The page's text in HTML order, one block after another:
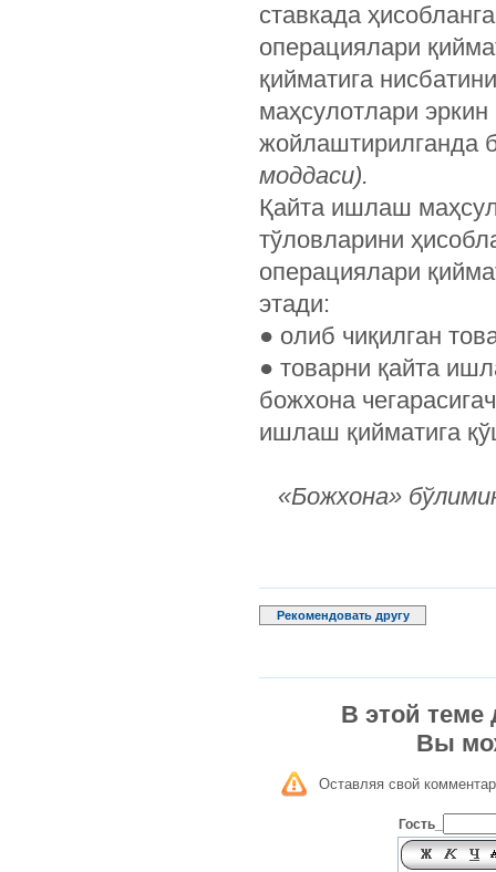
ставкада
операциялари
қийматига
маҳсулотлари
жойлаштирилганда
моддаси).
Қайта ишлаш
тўловларини
операциялари
этади:
● олиб чиқилган
● товарни қайта
божхона
ишлаш қийматига
«Божхона»
Рекомендовать другу
В этой теме
Вы
Оставляя свой
Гость_